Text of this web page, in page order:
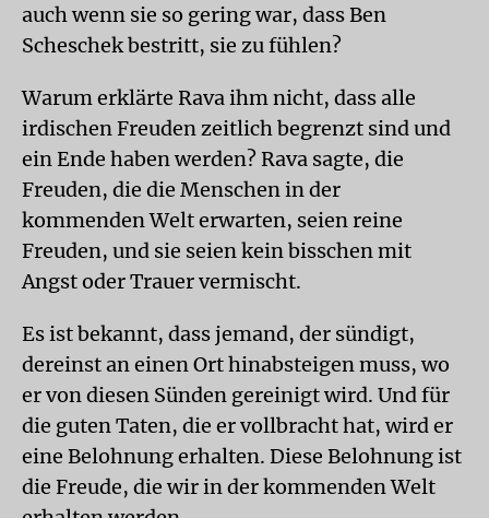
auch wenn sie so gering war, dass Ben
Scheschek bestritt, sie zu fühlen?
Warum erklärte Rava ihm nicht, dass alle
irdischen Freuden zeitlich begrenzt sind und
ein Ende haben werden? Rava sagte, die
Freuden, die die Menschen in der
kommenden Welt erwarten, seien reine
Freuden, und sie seien kein bisschen mit
Angst oder Trauer vermischt.
Es ist bekannt, dass jemand, der sündigt,
dereinst an einen Ort hinabsteigen muss, wo
er von diesen Sünden gereinigt wird. Und für
die guten Taten, die er vollbracht hat, wird er
eine Belohnung erhalten. Diese Belohnung ist
die Freude, die wir in der kommenden Welt